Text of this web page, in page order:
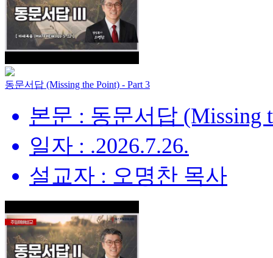
동문서답 (Missing the Point) - Part 3
본문 : 동문서답 (Missing
일자 : .2026.7.26.
설교자 : 오명찬 목사